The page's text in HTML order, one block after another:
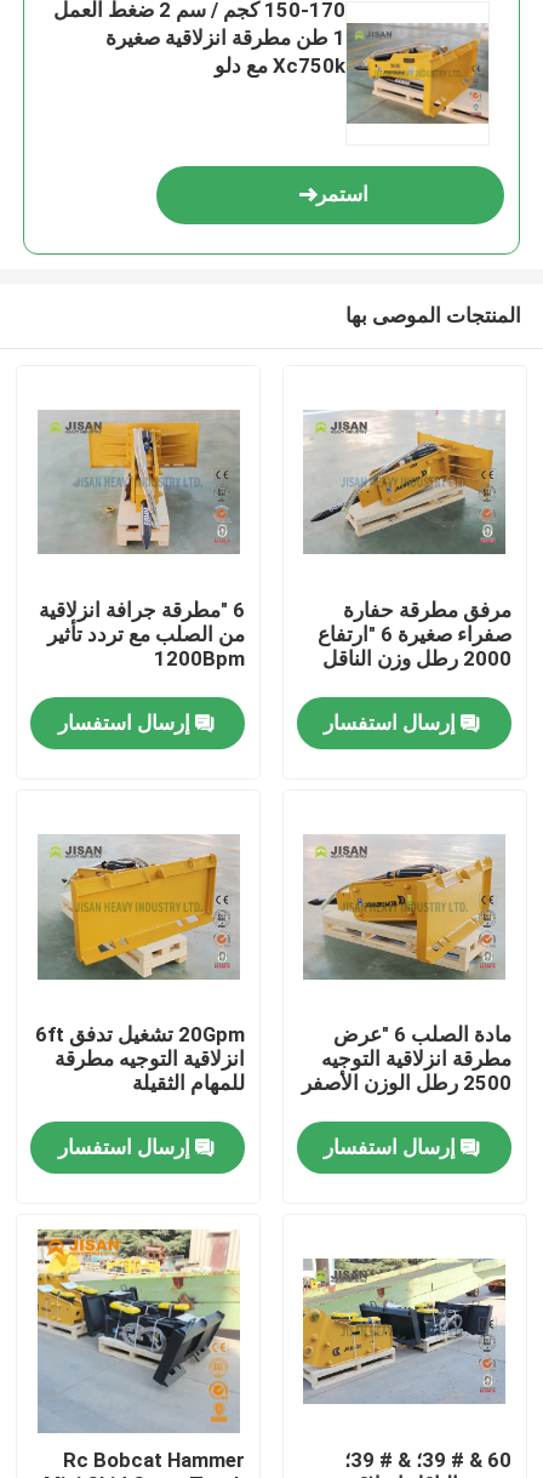
منتجات
معلومات عنا
رقابة جودة
اتصل بنا
Company News
حفارة الكسارة الصخور
هيدروليكي روك الكسارة
150-170 كجم / سم 2 ضغط العمل
1 طن مطرقة انزلاقية صغيرة
Xc750k مع دلو
استمر
المنتجات الموصى بها
مرفق مطرقة حفارة
صفراء صغيرة 6 "ارتفاع
2000 رطل وزن الناقل
إرسال استفسار
6 "مطرقة جرافة انزلاقية
من الصلب مع تردد تأثير
1200Bpm
إرسال استفسار
مادة الصلب 6 "عرض
مطرقة انزلاقية التوجيه
2500 رطل الوزن الأصفر
إرسال استفسار
20Gpm تشغيل تدفق 6ft
انزلاقية التوجيه مطرقة
للمهام الثقيلة
إرسال استفسار
60 & # 39؛ & # 39؛
Rc Bobcat Hammer